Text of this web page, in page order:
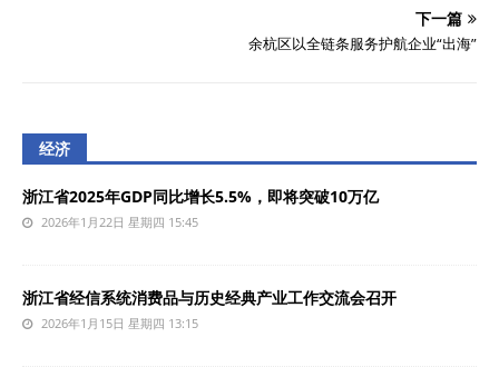
下一篇
余杭区以全链条服务护航企业“出海”
经济
浙江省2025年GDP同比增长5.5%，即将突破10万亿
2026年1月22日 星期四 15:45
浙江省经信系统消费品与历史经典产业工作交流会召开
2026年1月15日 星期四 13:15